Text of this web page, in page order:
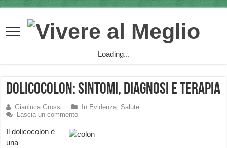
Loading...
Dolicocolon: sintomi, diagnosi e terapia
Gianluca Grossi In Evidenza, Salute
Lascia un commento
Il dolicocolon è
una